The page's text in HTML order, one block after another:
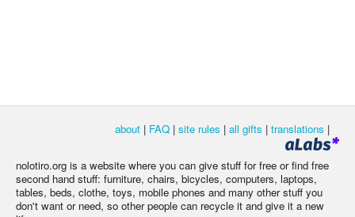
about | FAQ | site rules | all gifts | translations |
nolotiro.org is a website where you can give stuff for free or find free
second hand stuff: furniture, chairs, bicycles, computers, laptops,
tables, beds, clothe, toys, mobile phones and many other stuff you
don't want or need, so other people can recycle it and give it a new